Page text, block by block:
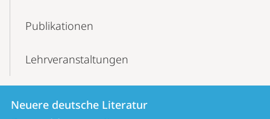
Publikationen
Lehrveranstaltungen
Kontakt
Kontaktinformationen
Neuere deutsche Literatur